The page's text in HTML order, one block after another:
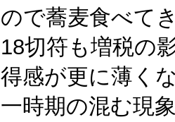
ので蕎麦食べて
18切符も増税の
得感が更に薄く
一時期の混む現